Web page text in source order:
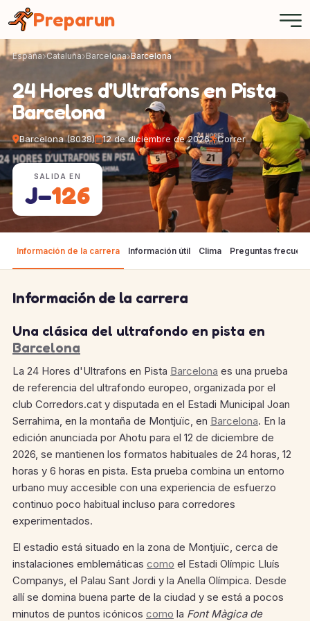
Preparun
España Cataluña Barcelona Barcelona
24 Hores d'Ultrafons en Pista
Barcelona
Barcelona (8038) 12 de diciembre de 2026 Correr
SALIDA EN
J−126
Información de la carrera Información útil Clima Preguntas
Información de la carrera
Una clásica del ultrafondo en pista en
Barcelona
La 24 Hores d'Ultrafons en Pista Barcelona es una prueba
de referencia del ultrafondo europeo, organizada por el
club Corredors.cat y disputada en el Estadi Municipal Joan
Serrahima, en la montaña de Montjuïc, en Barcelona. En la
edición anunciada por Ahotu para el 12 de diciembre de
2026, se mantienen los formatos habituales de 24 horas, 12
horas y 6 horas en pista. Esta prueba combina un entorno
urbano muy accesible con una experiencia de esfuerzo
continuo poco habitual incluso para corredores
experimentados.
El estadio está situado en la zona de Montjuïc, cerca de
instalaciones emblemáticas como el Estadi Olímpic Lluís
Companys, el Palau Sant Jordi y la Anella Olímpica. Desde
allí se domina buena parte de la ciudad y se está a pocos
minutos de puntos icónicos como la Font Màgica de
Panel de gestión de cookies